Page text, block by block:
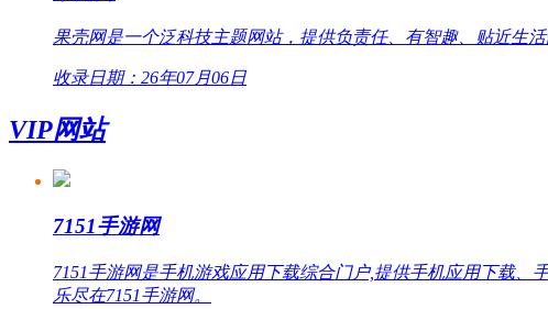
果壳网是一个泛科技主题网站，提供负责任、有智趣、贴近生
收录日期：26年07月06日
VIP网站
7151手游网
7151手游网是手机游戏应用下载综合门户,提供手机应用下载
乐尽在7151手游网。